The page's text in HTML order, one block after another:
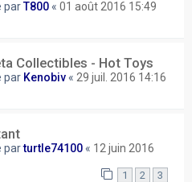
parT800 « 01 août 2016 15:49
Collectibles - Hot Toys
par Kenobiv « 29 juil. 2016 14:16
parturtle74100 « 12 juin 2016
1 2 3